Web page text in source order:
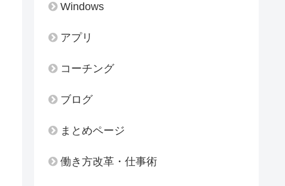
Windows
アプリ
コーチング
ブログ
まとめページ
働き方改革・仕事術